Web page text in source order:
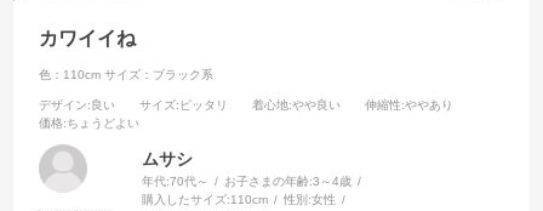
カワイイね
色：110cm サイズ：ブラック系
デザイン:良い サイズ:ピッタリ 着心地:やや良い 伸縮性:ややあり
価格:ちょうどよい
ムサシ
年代:70代～ お子さまの年齢:3～4歳
購入したサイズ:110cm 性別:女性